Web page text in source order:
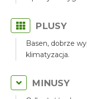
PLUSY
Basen, dobrze
klimatyzacja.
MINUSY